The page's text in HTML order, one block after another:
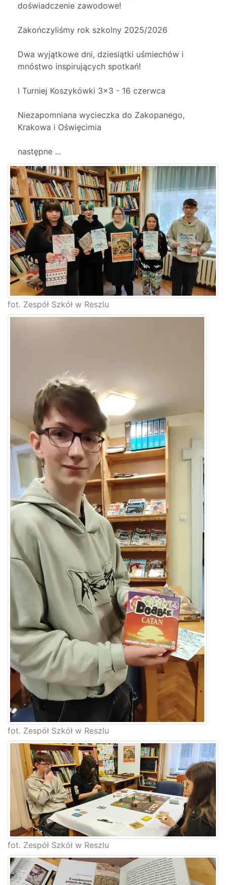
doświadczenie zawodowe!
Zakończyliśmy rok szkolny 2025/2026
Dwa wyjątkowe dni, dziesiątki uśmiechów i
mnóstwo inspirujących spotkań!
I Turniej Koszykówki 3x3 - 16 czerwca
Niezapomniana wycieczka do Zakopanego,
Krakowa i Oświęcimia
następne ...
fot. Zespół Szkół w Reszlu
fot. Zespół Szkół w Reszlu
fot. Zespół Szkół w Reszlu